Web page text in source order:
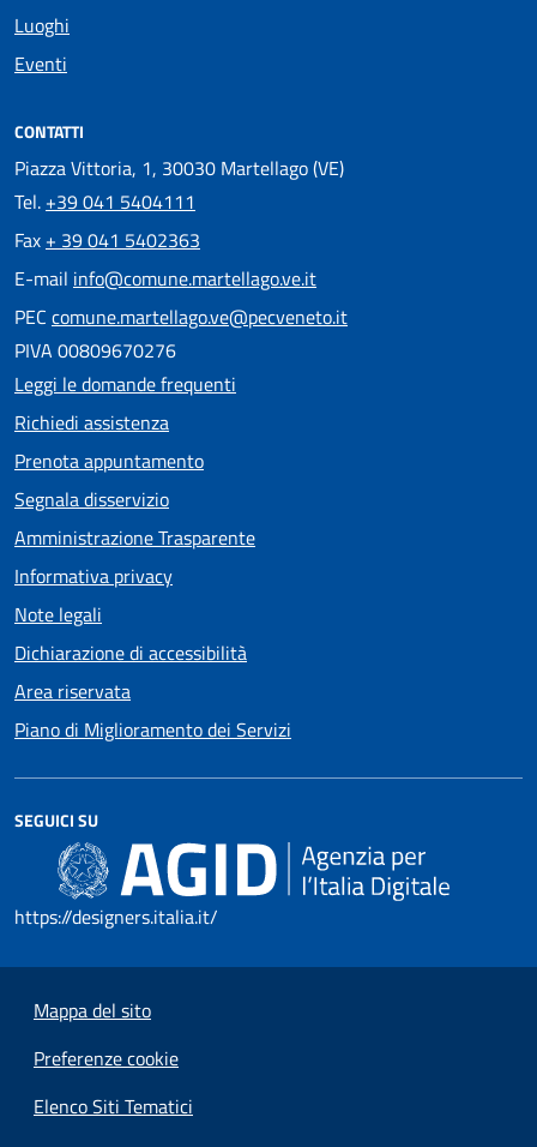
Luoghi
Eventi
CONTATTI
Piazza Vittoria, 1, 30030 Martellago (VE)
Tel. +39 041 5404111
Fax + 39 041 5402363
E-mail info@comune.martellago.ve.it
PEC comune.martellago.ve@pecveneto.it
PIVA 00809670276
Leggi le domande frequenti
Richiedi assistenza
Prenota appuntamento
Segnala disservizio
Amministrazione Trasparente
Informativa privacy
Note legali
Dichiarazione di accessibilità
Area riservata
Piano di Miglioramento dei Servizi
SEGUICI SU
https://designers.italia.it/
Mappa del sito
Preferenze cookie
Elenco Siti Tematici